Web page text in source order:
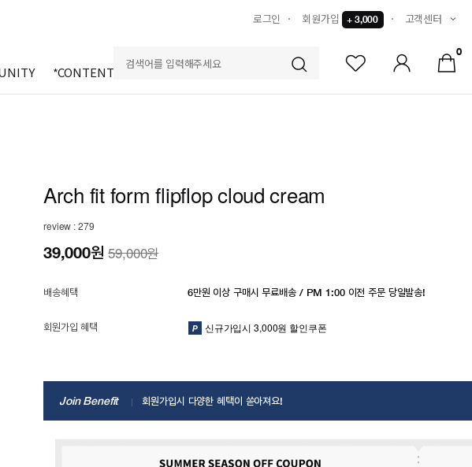
로그인 회원가입 + 3,000 고객센터
*CONTENTS
0
Arch fit form flipflop cloud cream
review : 279
39,000원59,000원
배송혜택 6만원 이상 구매시 무료배송 / PM 1:00 이전 주문 당일발송!
회원가입 혜택 신규가입시 3,000원 할인쿠폰
Join Benefit 회원가입시 다양한 혜택이 쏟아져요!